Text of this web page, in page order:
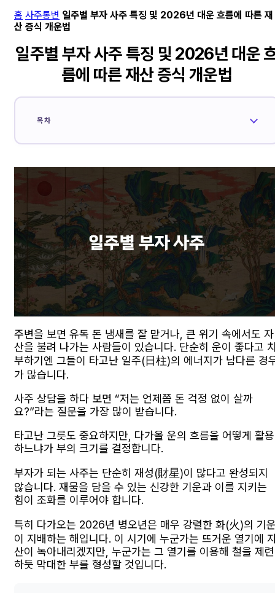
홈 사주통변 일주별 부자 사주 특징 및 2026년 대운 흐름에 따른 재
산 증식 개운법
일주별 부자 사주 특징 및 2026년 대운
름에 따른 재산 증식 개운법
목차
주변을 보면 유독 돈 냄새를 잘 맡거나, 큰 위기 속에서도 자
산을 불려 나가는 사람들이 있습니다. 단순히 운이 좋다고
부하기엔 그들이 타고난 일주(日柱)의 에너지가 남다른 경
가 많습니다.
사주 상담을 하다 보면 “저는 언제쯤 돈 걱정 없이 살까
요?”라는 질문을 가장 많이 받습니다.
타고난 그릇도 중요하지만, 다가올 운의 흐름을 어떻게 활용
하느냐가 부의 크기를 결정합니다.
부자가 되는 사주는 단순히 재성(財星)이 많다고 완성되지
않습니다. 재물을 담을 수 있는 신강한 기운과 이를 지키는
힘이 조화를 이루어야 합니다.
특히 다가오는 2026년 병오년은 매우 강렬한 화(火)의 기
이 지배하는 해입니다. 이 시기에 누군가는 뜨거운 열기에
산이 녹아내리겠지만, 누군가는 그 열기를 이용해 철을 제련
하듯 막대한 부를 형성할 것입니다.